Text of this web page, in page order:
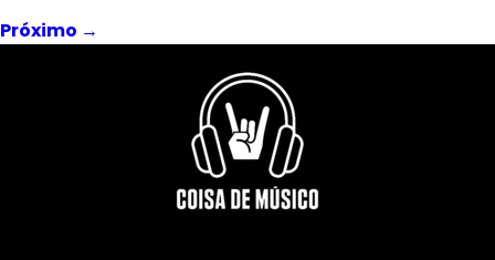
Próximo →